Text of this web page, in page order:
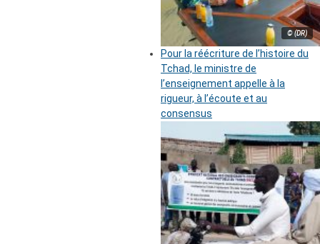
© (DR)
Pour la réécriture de l’histoire du
Tchad, le ministre de
l’enseignement appelle à la
rigueur, à l’écoute et au
consensus